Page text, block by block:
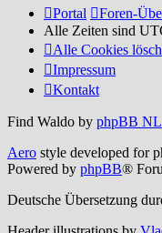
Portal
Foren-
Alle Zeiten sind
Alle Cookies
Impressum
Kontakt
Find Waldo by phpBB NL
Aero style developed for
Powered by phpBB®
Deutsche Übersetzung